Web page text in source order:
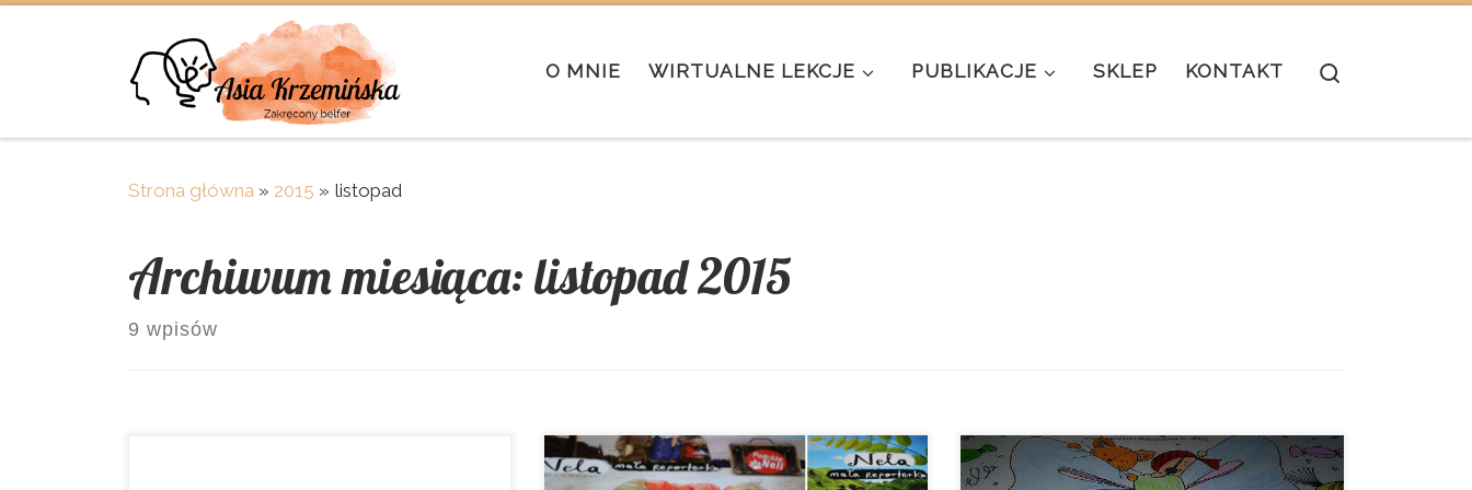
O MNIE WIRTUALNE LEKCJE PUBLIKACJE SKLEP KONTAKT
Strona główna » 2015 » listopad
Archiwum miesiąca:listopad 2015
9 wpisów
Kiedy mała dziewczynka pakuje plecak i
“Kochany Święty Mikołaju…” takimi